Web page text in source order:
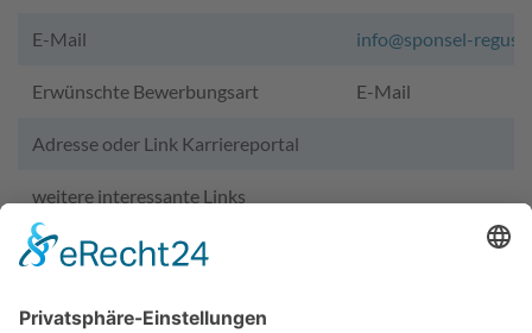
E-Mail info@sponsel-
Erwünschte Bewerbungsart E-Mail
Adresse oder Link Karriereportal
weitere interessante Links
um den YouTube Video-Service